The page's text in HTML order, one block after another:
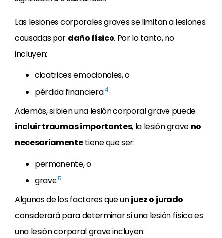
Las lesiones corporales graves se limitan a lesiones
causadas por daño físico. Por lo tanto, no
incluyen:
cicatrices emocionales, o
pérdida financiera.4
Además, si bien una lesión corporal grave puede
incluir traumas importantes, la lesión grave no
necesariamentetiene que ser:
permanente, o
grave.5
Algunos de los factores que unjuez o jurado
considerará para determinar si una lesión física es
una lesión corporal grave incluyen: